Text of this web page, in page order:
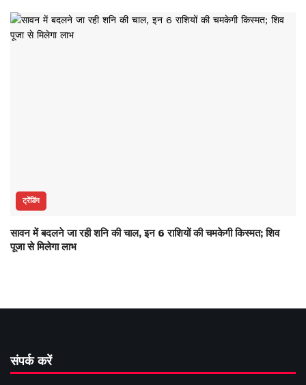
ट्रेंडिंग
सावन में बदलने जा रही शनि की चाल, इन 6 राशियों की चमकेगी किस्मत; शिव
पूजा से मिलेगा लाभ
संपर्क करें